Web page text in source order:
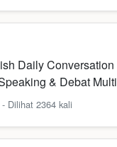
Daily
& Debat
Dilihat 2364 kali